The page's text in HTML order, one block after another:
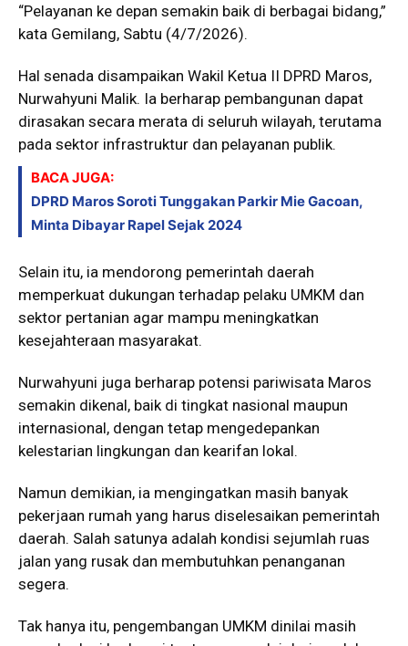
“Pelayanan ke depan semakin baik di berbagai bidang,”
kata Gemilang, Sabtu (4/7/2026).
Hal senada disampaikan Wakil Ketua II DPRD Maros,
Nurwahyuni Malik. Ia berharap pembangunan dapat
dirasakan secara merata di seluruh wilayah, terutama
pada sektor infrastruktur dan pelayanan publik.
BACA JUGA:
DPRD Maros Soroti Tunggakan Parkir Mie Gacoan,
Minta Dibayar Rapel Sejak 2024
Selain itu, ia mendorong pemerintah daerah
memperkuat dukungan terhadap pelaku UMKM dan
sektor pertanian agar mampu meningkatkan
kesejahteraan masyarakat.
Nurwahyuni juga berharap potensi pariwisata Maros
semakin dikenal, baik di tingkat nasional maupun
internasional, dengan tetap mengedepankan
kelestarian lingkungan dan kearifan lokal.
Namun demikian, ia mengingatkan masih banyak
pekerjaan rumah yang harus diselesaikan pemerintah
daerah. Salah satunya adalah kondisi sejumlah ruas
jalan yang rusak dan membutuhkan penanganan
segera.
Tak hanya itu, pengembangan UMKM dinilai masih